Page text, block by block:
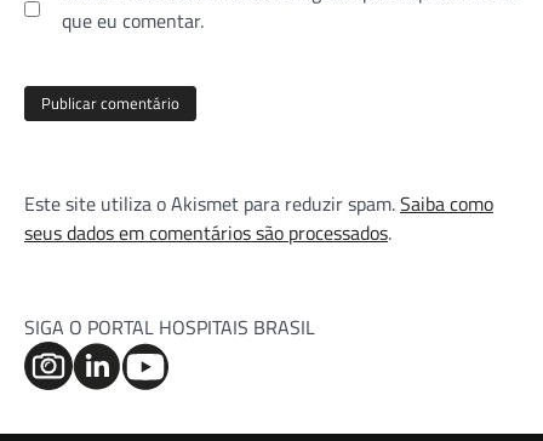
que eu comentar.
Este site utiliza o Akismet para reduzir spam.Saiba como
seus dados em comentários são processados.
SIGA O PORTAL HOSPITAIS BRASIL